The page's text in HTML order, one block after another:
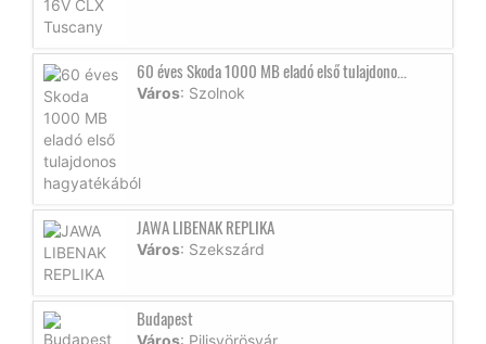
60 éves Skoda 1000 MB eladó első tulajdono...
Város: Szolnok
JAWA LIBENAK REPLIKA
Város: Szekszárd
Budapest